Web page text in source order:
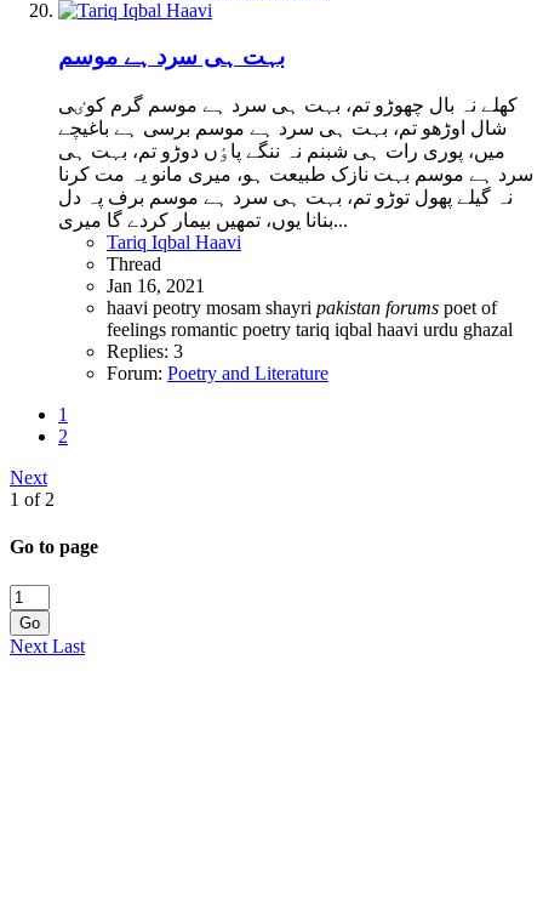
بہت ہی سرد ہے موسم
کھلے نہ بال چھوڑو تم، بہت ہی سرد ہے موسم گرم کوٸی
شال اوڑھو تم، بہت ہی سرد ہے موسم برسی ہے باغیچے
میں، پوری رات ہی شبنم نہ ننگے پاٶں دوڑو تم، بہت ہی
سرد ہے موسم بہت نازک طبیعت ہو، میری مانو یہ مت کرنا
نہ گیلے پھول توڑو تم، بہت ہی سرد ہے موسم برف پہ دل
بنانا یوں، تمھیں بیمار کردے گا میری...
Tariq Iqbal Haavi
Thread
Jan 16, 2021
haavi peotry mosam shayri pakistan forums poet of
feelings romantic poetry tariq iqbal haavi urdu ghazal
Replies: 3
Forum: Poetry and Literature
1
2
Next
1 of 2
Go to page
Go
Next Last